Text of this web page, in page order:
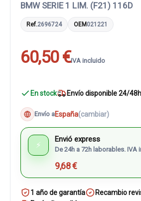
BMW SERIE 1 LIM. (F21) 116D
Ref.2696724 OEM021221
60,50 €IVA incluido
En stock Envío disponible 24/48h
Envío aEspaña(cambiar)
⚡
Envió express
De 24h a 72h laborables. IVA
9,68 €
1 año de garantía
Recambio